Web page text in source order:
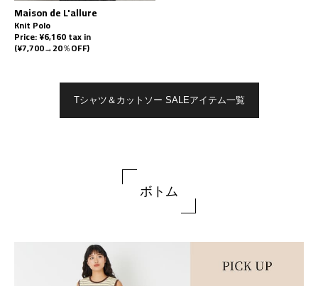
Maison de L'allure
Knit Polo
Price: ¥6,160 tax in
(¥7,700→20％OFF)
Tシャツ＆カットソー SALEアイテム一覧
ボトム